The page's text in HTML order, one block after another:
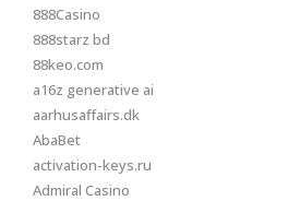
888Casino
888starz bd
88keo.com
a16z generative ai
aarhusaffairs.dk
AbaBet
activation-keys.ru
Admiral Casino